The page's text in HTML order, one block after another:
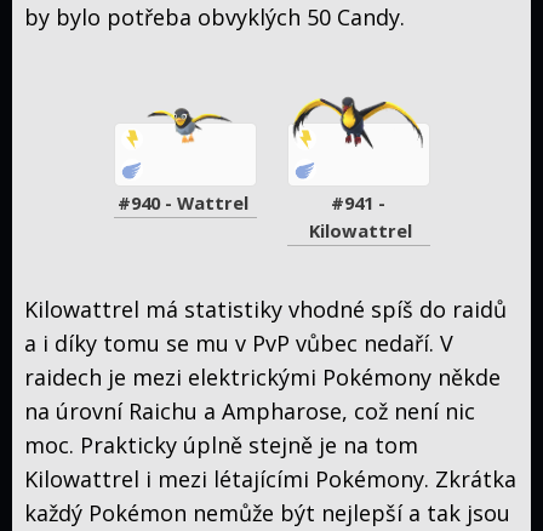
by bylo potřeba obvyklých 50 Candy.
#940 - Wattrel
#941 -
Kilowattrel
Kilowattrel má statistiky vhodné spíš do raidů
a i díky tomu se mu v PvP vůbec nedaří. V
raidech je mezi elektrickými Pokémony někde
na úrovní Raichu a Ampharose, což není nic
moc. Prakticky úplně stejně je na tom
Kilowattrel i mezi létajícími Pokémony. Zkrátka
každý Pokémon nemůže být nejlepší a tak jsou